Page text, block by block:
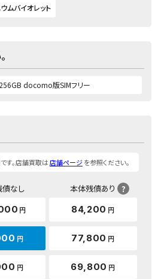
ムバイオレット
す。店舗買取は店舗ページを参照ください。
なし 本体残債あり ?
円 84,200 円
円 77,800 円
円 69,800 円